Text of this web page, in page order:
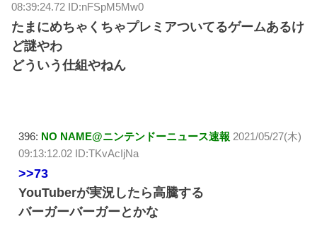
08:39:24.72 ID:nFSpM5Mw0
たまにめちゃくちゃプレミアついてるゲームあるけ
ど謎やわ
どういう仕組やねん
396: NO NAME@ニンテンドーニュース速報 2021/05/27(木)
09:13:12.02 ID:TKvAcIjNa
>>73
YouTuberが実況したら高騰する
バーガーバーガーとかな